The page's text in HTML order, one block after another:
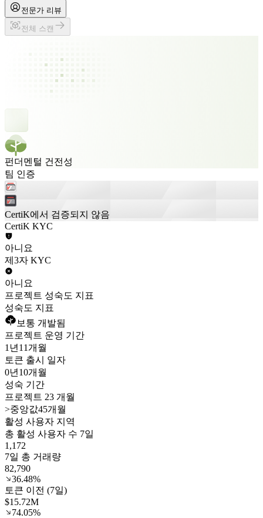
전문가 리뷰
전체 스캔
펀더멘털 건전성
팀 인증
CertiK에서 검증되지 않음
CertiK KYC
아니요
제3자 KYC
아니요
프로젝트 성숙도 지표
성숙도 지표
보통 개발됨
프로젝트 운영 기간
1년 11개월
토큰 출시 일자
0년 10개월
성숙 기간
프로젝트 23 개월
>중앙값45개월
활성 사용자 지역
총 활성 사용자 수 7일
1,172
7일 총 거래량
82,790
36.48%
토큰 이전 (7일)
$15.72M
74.05%